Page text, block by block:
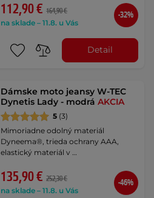
112,90 € 164,90 €
na sklade – 11.8. u Vás
-32%
Detail
Dámske moto jeansy W-TEC
Dynetis Lady - modráAKCIA
5 (3)
Mimoriadne odolný materiál
Dyneema®, trieda ochrany AAA,
elastický materiál v …
135,90 € 252,30 €
na sklade – 11.8. u Vás
-46%